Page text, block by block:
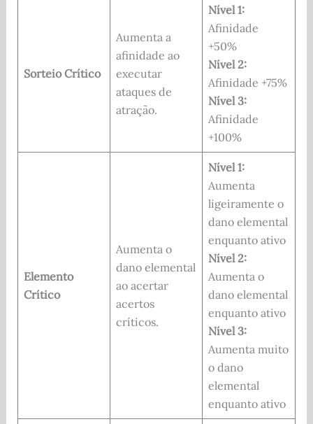
Sorteio Crítico
Aumenta a
afinidade ao
executar
ataques de
atração.
Nível 1:
Afinidade
+50%
Nível 2:
Afinidade +75%
Nível 3:
Afinidade
+100%
Elemento
Crítico
Aumenta o
dano elemental
ao acertar
acertos
críticos.
Nível 1:
Aumenta
ligeiramente o
dano elemental
enquanto ativo
Nível 2:
Aumenta o
dano elemental
enquanto ativo
Nível 3:
Aumenta muito
o dano
elemental
enquanto ativo